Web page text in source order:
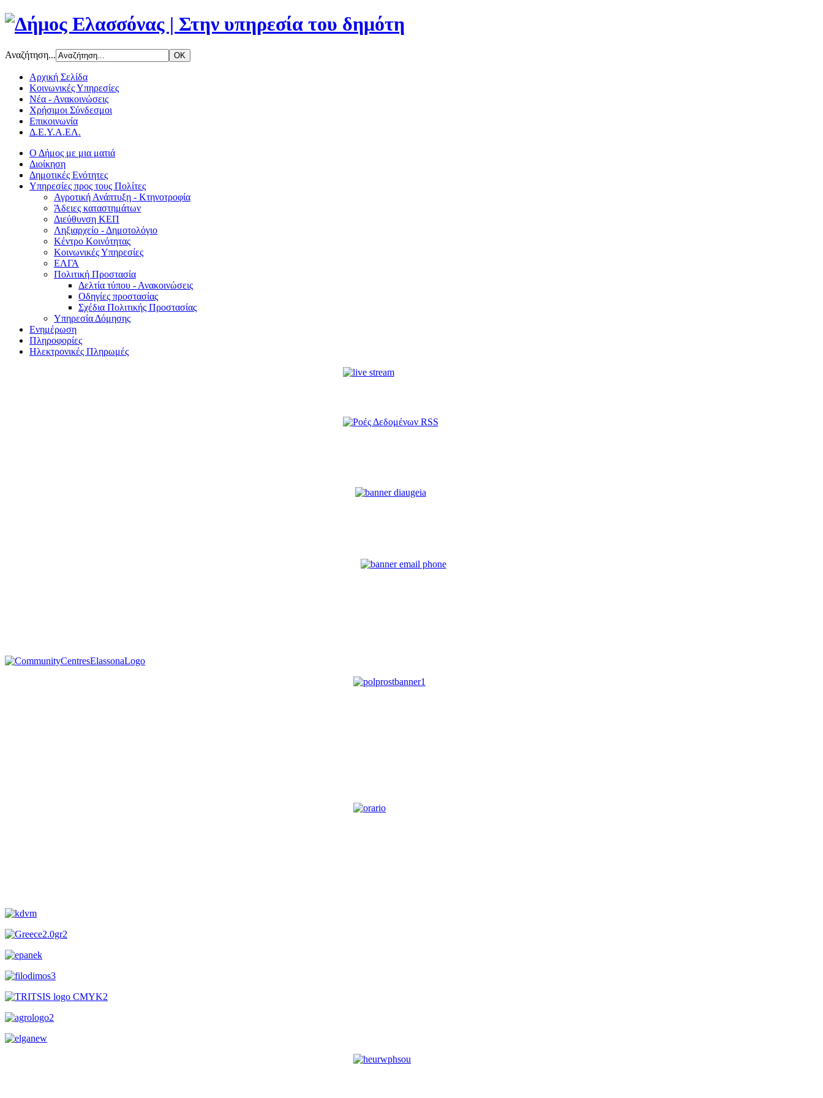
Αναζήτηση...
Αρχική Σελίδα
Κοινωνικές Υπηρεσίες
Νέα - Ανακοινώσεις
Χρήσιμοι Σύνδεσμοι
Επικοινωνία
Δ.Ε.Υ.Α.ΕΛ.
Ο Δήμος με μια ματιά
Διοίκηση
Δημοτικές Ενότητες
Υπηρεσίες προς τους Πολίτες
Αγροτική Ανάπτυξη - Κτηνοτροφία
Άδειες καταστημάτων
Διεύθυνση ΚΕΠ
Ληξιαρχείο - Δημοτολόγιο
Κέντρο Κοινότητας
Κοινωνικές Υπηρεσίες
ΕΛΓΑ
Πολιτική Προστασία
Δελτία τύπου - Ανακοινώσεις
Οδηγίες προστασίας
Σχέδια Πολιτικής Προστασίας
Υπηρεσία Δόμησης
Ενημέρωση
Πληροφορίες
Ηλεκτρονικές Πληρωμές